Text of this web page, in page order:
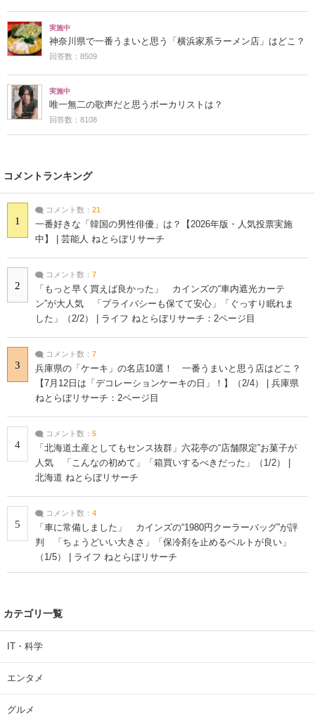
実施中
神奈川県で一番うまいと思う「横浜家系ラーメン店」はどこ？
回答数：8509
実施中
唯一無二の歌声だと思うボーカリストは？
回答数：8108
コメントランキング
1
コメント数： 21
一番好きな「韓国の男性俳優」は？【2026年版・人気投票実施
中】 | 芸能人 ねとらぼリサーチ
2
コメント数： 7
「もっと早く買えば良かった」 カインズの“車内遮光カーテ
ン”が大人気 「プライバシーも保てて安心」「ぐっすり眠れま
した」（2/2） | ライフ ねとらぼリサーチ：2ページ目
3
コメント数： 7
兵庫県の「ケーキ」の名店10選！ 一番うまいと思う店はどこ？
【7月12日は「デコレーションケーキの日」！】（2/4） | 兵庫県
ねとらぼリサーチ：2ページ目
4
コメント数： 5
「北海道土産としてもセンス抜群」六花亭の“店舗限定”お菓子が
人気 「こんなの初めて」「箱買いするべきだった」（1/2） |
北海道 ねとらぼリサーチ
5
コメント数： 4
「車に常備しました」 カインズの“1980円クーラーバッグ”が評
判 「ちょうどいい大きさ」「保冷剤を止めるベルトが良い」
（1/5） | ライフ ねとらぼリサーチ
カテゴリ一覧
IT・科学
エンタメ
グルメ